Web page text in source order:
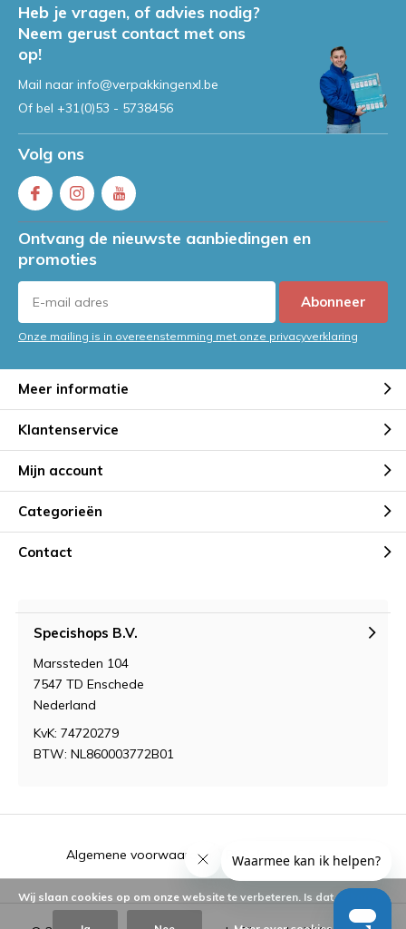
Heb je vragen, of advies nodig?
Neem gerust contact met ons
op!
Mail naar info@verpakkingenxl.be
Of bel +31(0)53 - 5738456
Volg ons
Ontvang de nieuwste aanbiedingen en
promoties
Abonneer
Onze mailing is in overeenstemming met onze privacyverklaring
Meer informatie
Klantenservice
Mijn account
Categorieën
Contact
Specishops B.V.
Marssteden 104
7547 TD Enschede
Nederland
KvK: 74720279
BTW: NL860003772B01
Algemene voorwaarden RSS-feed Sitemap
Wij slaan cookies op om onze website te verbeteren. Is dat akkoord?